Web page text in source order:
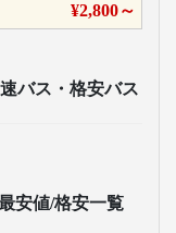
¥2,800～
バス・格安バス
安値/格安一覧